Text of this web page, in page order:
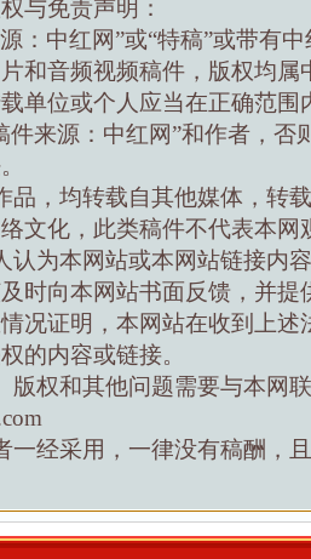
与免责声明：
：中红网”或“特稿”或带有
和音频视频稿件，版权均属
单位或个人应当在正确范围
件来源：中红网”和作者，否
品，均转载自其他媒体，转
文化，此类稿件不代表本网
认为本网站或本网站链接内
时向本网站书面反馈，并提
况证明，本网站在收到上述
的内容或链接。
版权和其他问题需要与本网
一经采用，一律没有稿酬，